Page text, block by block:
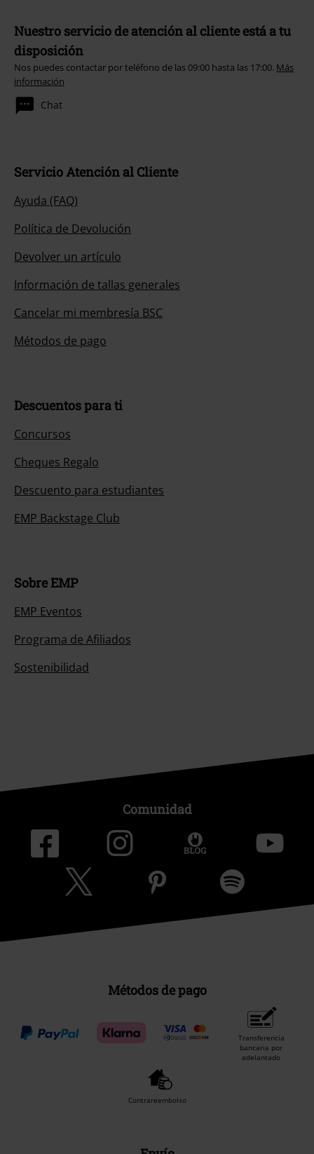
Nuestro servicio de atención al cliente está a tu
disposición
Nos puedes contactar por teléfono de las 09:00 hasta las 17:00. Más
información
Chat
Servicio Atención al Cliente
Ayuda (FAQ)
Política de Devolución
Devolver un artículo
Información de tallas generales
Cancelar mi membresía BSC
Métodos de pago
Descuentos para ti
Concursos
Cheques Regalo
Descuento para estudiantes
EMP Backstage Club
Sobre EMP
EMP Eventos
Programa de Afiliados
Sostenibilidad
Comunidad
Métodos de pago
Transferencia
bancaria por
adelantado
Contrareembolso